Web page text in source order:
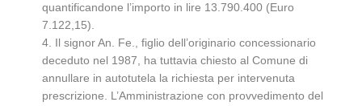
quantificandone l’importo in lire 13.790.400 (Euro
7.122,15).
4. Il signor An. Fe., figlio dell’originario concessionario
deceduto nel 1987, ha tuttavia chiesto al Comune di
annullare in autotutela la richiesta per intervenuta
prescrizione. L’Amministrazione con provvedimento del